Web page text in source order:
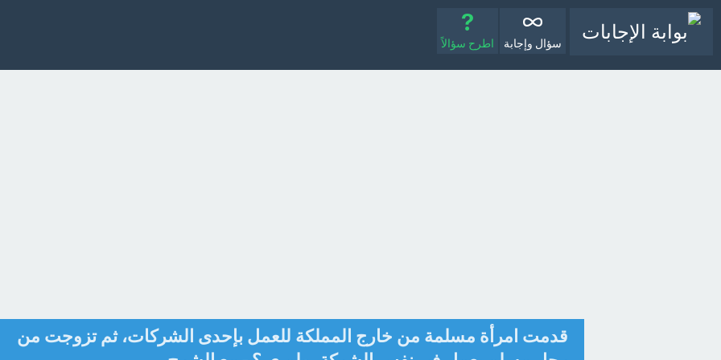
سؤال وإجابة اطرح سؤالاً
قدمت امرأة مسلمة من خارج المملكة للعمل بإحدى الشركات، ثم تزوجت من